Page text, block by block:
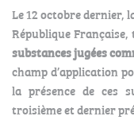
Le 12 octobre dernier,
République
substances jugées
champ d’application
la présence de ces
troisième et dernier